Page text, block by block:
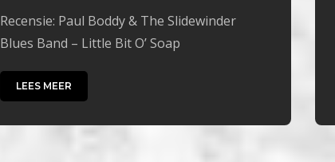
Recensie: Paul Boddy & The Slidewinder
Blues Band – Little Bit O’ Soap
LEES MEER